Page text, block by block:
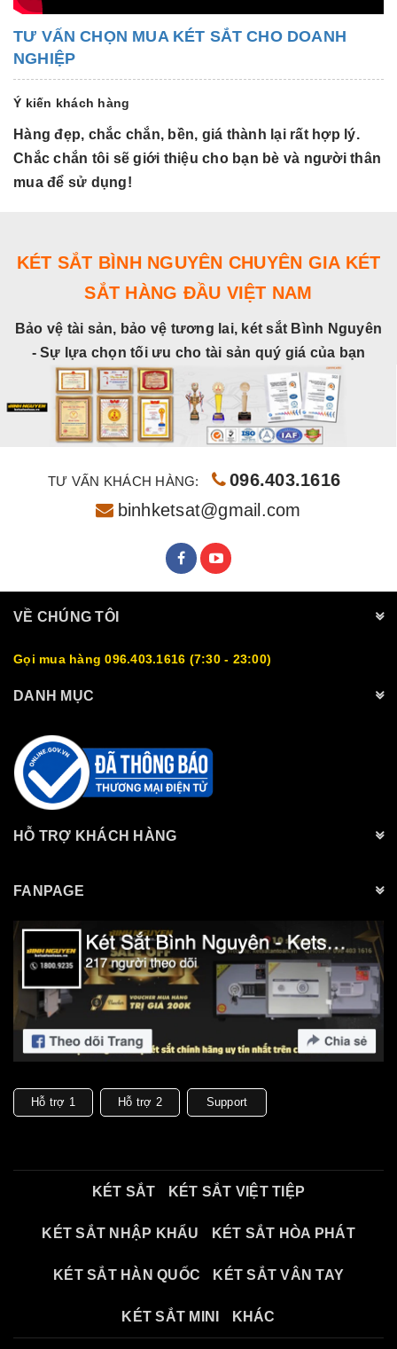
TƯ VẤN CHỌN MUA KÉT SẮT CHO DOANH
NGHIỆP
Ý kiến khách hàng
Hàng đẹp, chắc chắn, bền, giá thành lại rất hợp lý.
Chắc chắn tôi sẽ giới thiệu cho bạn bè và người thân
mua để sử dụng!
KÉT SẮT BÌNH NGUYÊN CHUYÊN GIA KÉT
SẮT HÀNG ĐẦU VIỆT NAM
Bảo vệ tài sản, bảo vệ tương lai, két sắt Bình Nguyên
- Sự lựa chọn tối ưu cho tài sản quý giá của bạn
TƯ VẤN KHÁCH HÀNG:
096.403.1616
binhketsat@gmail.com
VỀ CHÚNG TÔI
Gọi mua hàng 096.403.1616 (7:30 - 23:00)
DANH MỤC
HỖ TRỢ KHÁCH HÀNG
FANPAGE
Hỗ trợ 1 Hỗ trợ 2 Support
KÉT SẮT KÉT SẮT VIỆT TIỆP
KÉT SẮT NHẬP KHẨU KÉT SẮT HÒA PHÁT
KÉT SẮT HÀN QUỐC KÉT SẮT VÂN TAY
KÉT SẮT MINI KHÁC